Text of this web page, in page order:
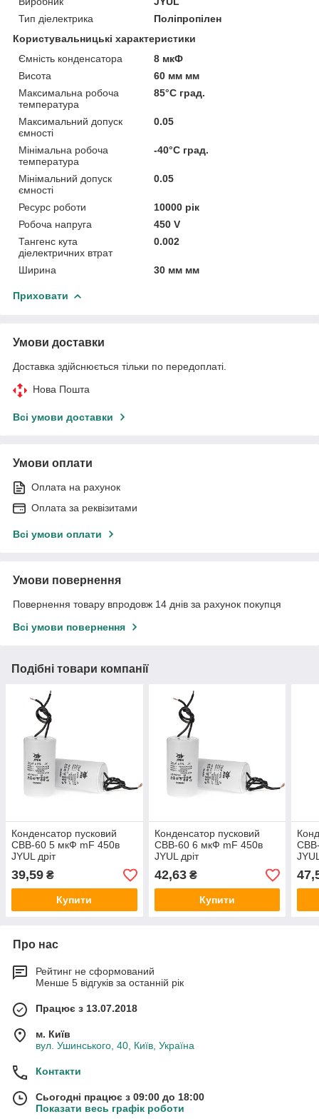
Тип діелектрика
Поліпропілен
Користувальницькі характеристики
Ємність конденсатора
8 мкФ
Висота
60 мм мм
Максимальна робоча
температура
85°С град.
Максимальний допуск
ємності
0.05
Мінімальна робоча
температура
-40°С град.
Мінімальний допуск
ємності
0.05
Ресурс роботи
10000 рік
Робоча напруга
450 V
Тангенс кута
діелектричних втрат
0.002
Ширина 30 мм мм
Приховати
Умови доставки
Доставка здійснюється тільки по передоплаті.
Нова Пошта
Всі умови доставки
Умови оплати
Оплата на рахунок
Оплата за реквізитами
Всі умови оплати
Умови повернення
Повернення товару впродовж 14 днів за рахунок покупця
Всі умови повернення
Подібні товари компанії
Конденсатор пусковий
CBB-60 5 мкФ mF 450в
JYUL дріт
39,59 ₴
Купити
Конденсатор пусковий
CBB-60 6 мкФ mF 450в
JYUL дріт
42,63₴
Купити
Про нас
Рейтинг не сформований
Менше 5 відгуків за останній рік
Працює з 13.07.2018
м. Київ
вул. Ушинського, 40, Київ, Україна
Контакти
Сьогодні працює з 09:00 до 18:00
Показати весь графік роботи